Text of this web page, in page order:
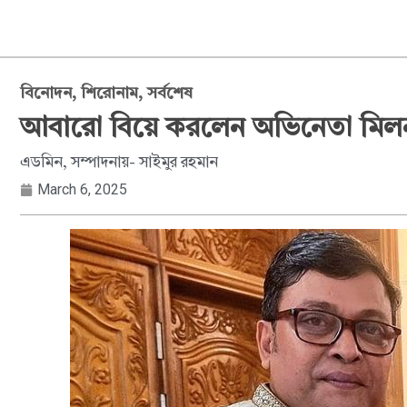
বিনোদন, শিরোনাম,সর্বশেষ
আবারো বিয়ে করলেন অভিনেতা
এডমিন, সম্পাদনায়- সাইমুর রহমান
March 6, 2025